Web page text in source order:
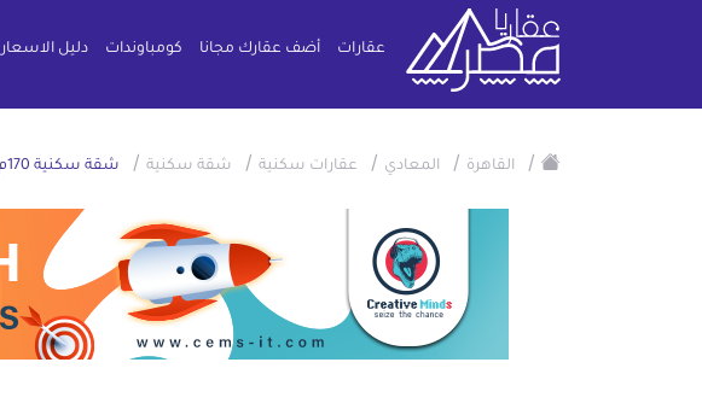
عقارات أضف عقارك مجانا كومباوندات دليل الاسعار
/ القاهرة / المعادي / عقارات سكنية / شقة سكنية / شقة سكنية 170م للايجار الشهرى بالمعادي القاهرة